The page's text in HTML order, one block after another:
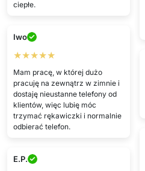
ciepłe.
Iwo
★★★★★
Mam pracę, w której dużo
pracuję na zewnątrz w zimnie i
dostaję nieustanne telefony od
klientów, więc lubię móc
trzymać rękawiczki i normalnie
odbierać telefon.
E.P.